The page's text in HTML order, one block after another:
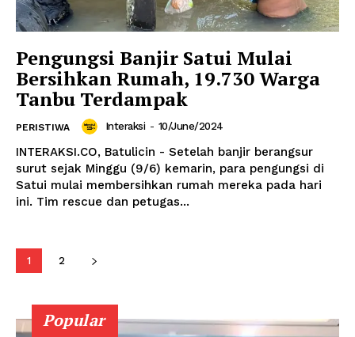
Pengungsi Banjir Satui Mulai
Bersihkan Rumah, 19.730 Warga
Tanbu Terdampak
PERISTIWA Interaksi - 10/June/2024
INTERAKSI.CO, Batulicin - Setelah banjir berangsur
surut sejak Minggu (9/6) kemarin, para pengungsi di
Satui mulai membersihkan rumah mereka pada hari
ini. Tim rescue dan petugas...
1 2
Popular